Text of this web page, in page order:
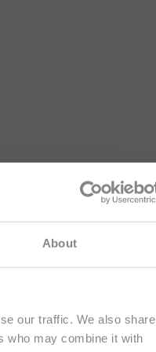
About
our traffic. We also share
who may combine it with
.